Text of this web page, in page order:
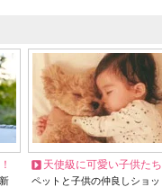
天使級に可愛い子供たち
ペットと子供の仲良しショッ